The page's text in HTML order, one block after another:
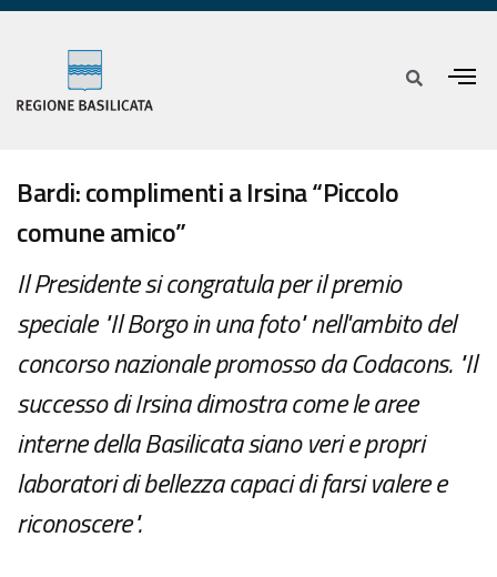
Bardi: complimenti a Irsina “Piccolo
comune amico”
Il Presidente si congratula per il premio
speciale "Il Borgo in una foto" nell'ambito del
concorso nazionale promosso da Codacons. "Il
successo di Irsina dimostra come le aree
interne della Basilicata siano veri e propri
laboratori di bellezza capaci di farsi valere e
riconoscere".